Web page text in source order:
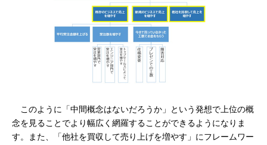
このように「中間概念はないだろうか」という発想で上位の概
念を見ることでより幅広く網羅することができるようになりま
す。また、「他社を買収して売り上げを増やす」にフレームワー